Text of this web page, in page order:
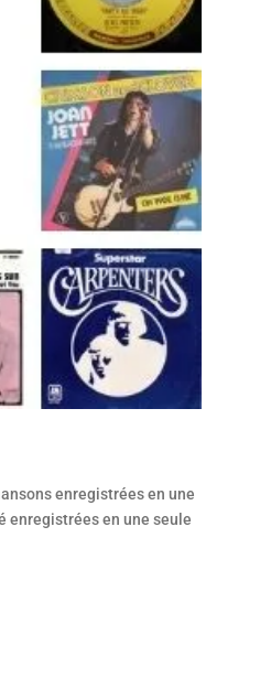
enregistrées en une
enregistrées en une seule